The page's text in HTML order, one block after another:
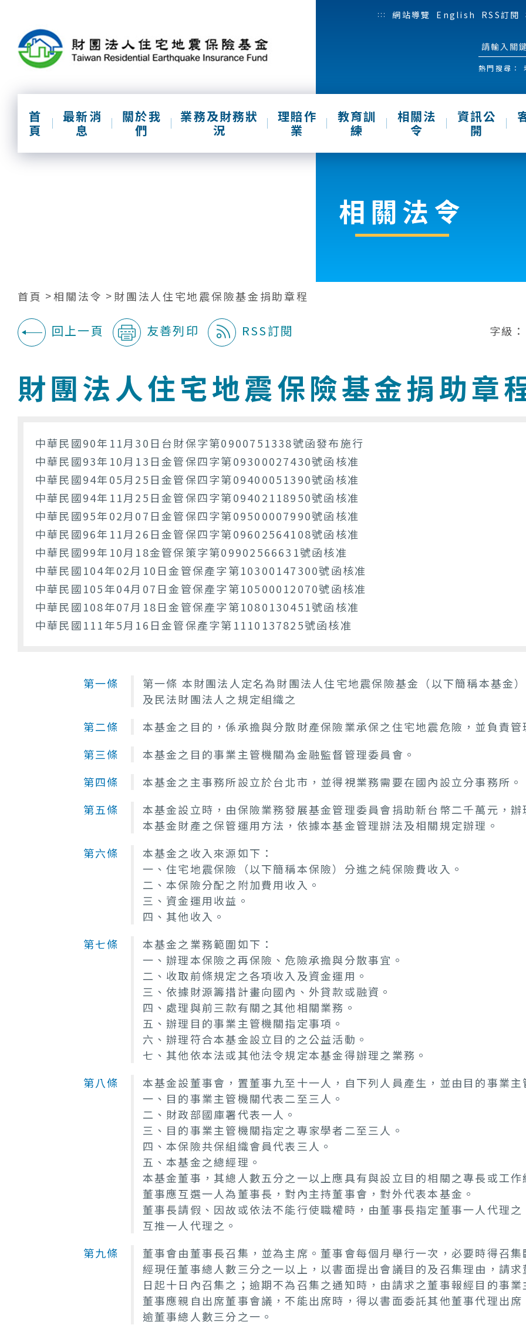
::: 網站導覽 English RSS訂閱
熱門搜尋：
首
頁
最新消
息
關於我
們
業務及財務狀
況
理賠作
業
教育訓
練
相關法
令
資訊公
開
相關法令
首頁 相關法令 財團法人住宅地震保險基金捐助章程
回上一頁 友善列印 RSS訂閱 字級：
財團法人住宅地震保險基金捐助章
中華民國90年11月30日台財保字第0900751338號函發布施行
中華民國93年10月13日金管保四字第09300027430號函核准
中華民國94年05月25日金管保四字第09400051390號函核准
中華民國94年11月25日金管保四字第09402118950號函核准
中華民國95年02月07日金管保四字第09500007990號函核准
中華民國96年11月26日金管保四字第09602564108號函核准
中華民國99年10月18金管保策字第09902566631號函核准
中華民國104年02月10日金管保產字第10300147300號函核准
中華民國105年04月07日金管保產字第10500012070號函核准
中華民國108年07月18日金管保產字第1080130451號函核准
中華民國111年5月16日金管保產字第1110137825號函核准
第一條
第一條 本財團法人定名為財團法人住宅地震保險基金（以下簡稱本基金
及民法財團法人之規定組織之
第二條
本基金之目的，係承擔與分散財產保險業承保之住宅地震危險，並負責
第三條
本基金之目的事業主管機關為金融監督管理委員會。
第四條
本基金之主事務所設立於台北市，並得視業務需要在國內設立分事務所。
第五條
本基金設立時，由保險業務發展基金管理委員會捐助新台幣二千萬元，辦
本基金財產之保管運用方法，依據本基金管理辦法及相關規定辦理。
第六條
本基金之收入來源如下：
一、住宅地震保險（以下簡稱本保險）分進之純保險費收入。
二、本保險分配之附加費用收入。
三、資金運用收益。
四、其他收入。
第七條
本基金之業務範圍如下：
一、辦理本保險之再保險、危險承擔與分散事宜。
二、收取前條規定之各項收入及資金運用。
三、依據財源籌措計畫向國內、外貸款或融資。
四、處理與前三款有關之其他相關業務。
五、辦理目的事業主管機關指定事項。
六、辦理符合本基金設立目的之公益活動。
七、其他依本法或其他法令規定本基金得辦理之業務。
第八條
本基金設董事會，置董事九至十一人，自下列人員產生，並由目的事業主
一、目的事業主管機關代表二至三人。
二、財政部國庫署代表一人。
三、目的事業主管機關指定之專家學者二至三人。
四、本保險共保組織會員代表三人。
五、本基金之總經理。
本基金董事，其總人數五分之一以上應具有與設立目的相關之專長或工作
董事應互選一人為董事長，對內主持董事會，對外代表本基金。
董事長請假、因故或依法不能行使職權時，由董事長指定董事一人代理
互推一人代理之。
第九條
董事會由董事長召集，並為主席。董事會每個月舉行一次，必要時得召集
經現任董事總人數三分之一以上，以書面提出會議目的及召集理由，請
日起十日內召集之；逾期不為召集之通知時，由請求之董事報經目的事業
董事應親自出席董事會議，不能出席時，得以書面委託其他董事代理出
逾董事總人數三分之一。